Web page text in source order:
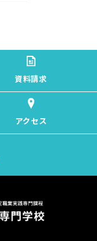
資料請求
アクセス